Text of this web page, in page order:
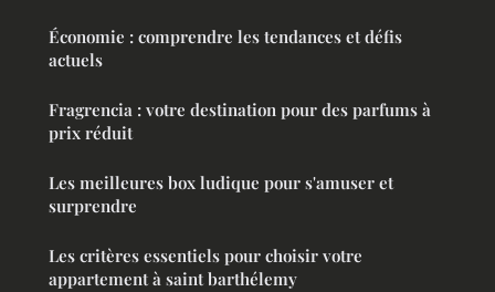
Économie : comprendre les tendances et défis
actuels
Fragrencia : votre destination pour des parfums à
prix réduit
Les meilleures box ludique pour s'amuser et
surprendre
Les critères essentiels pour choisir votre
appartement à saint barthélemy